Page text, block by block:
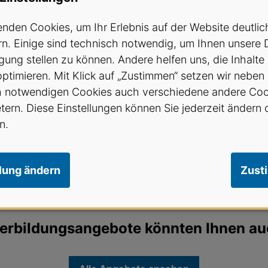
Glarus: Strahlen statt Skalpell - Hochpräzise
29, 8002 Zürich
(50 von 60)
könnten Ihnen
Cookies, um Ihr Erlebnis auf der Website
Einige sind technisch notwendig, um Ihnen unsere
stellen zu können. Andere helfen uns, die Inhalte
Mit Klick auf „Zustimmen“ setzen wir neben
notwendigen Cookies auch verschiedene andere
Diese Einstellungen können Sie jederzeit ändern
ändern